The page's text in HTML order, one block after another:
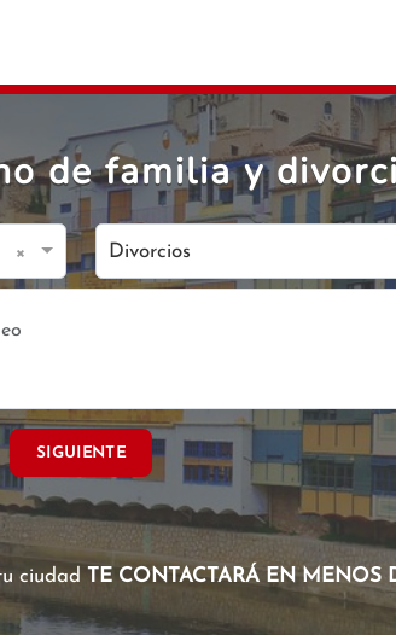
de familia y
× Divorcios
SIGUIENTE
ciudad TE CONTACTARÁ EN MENOS